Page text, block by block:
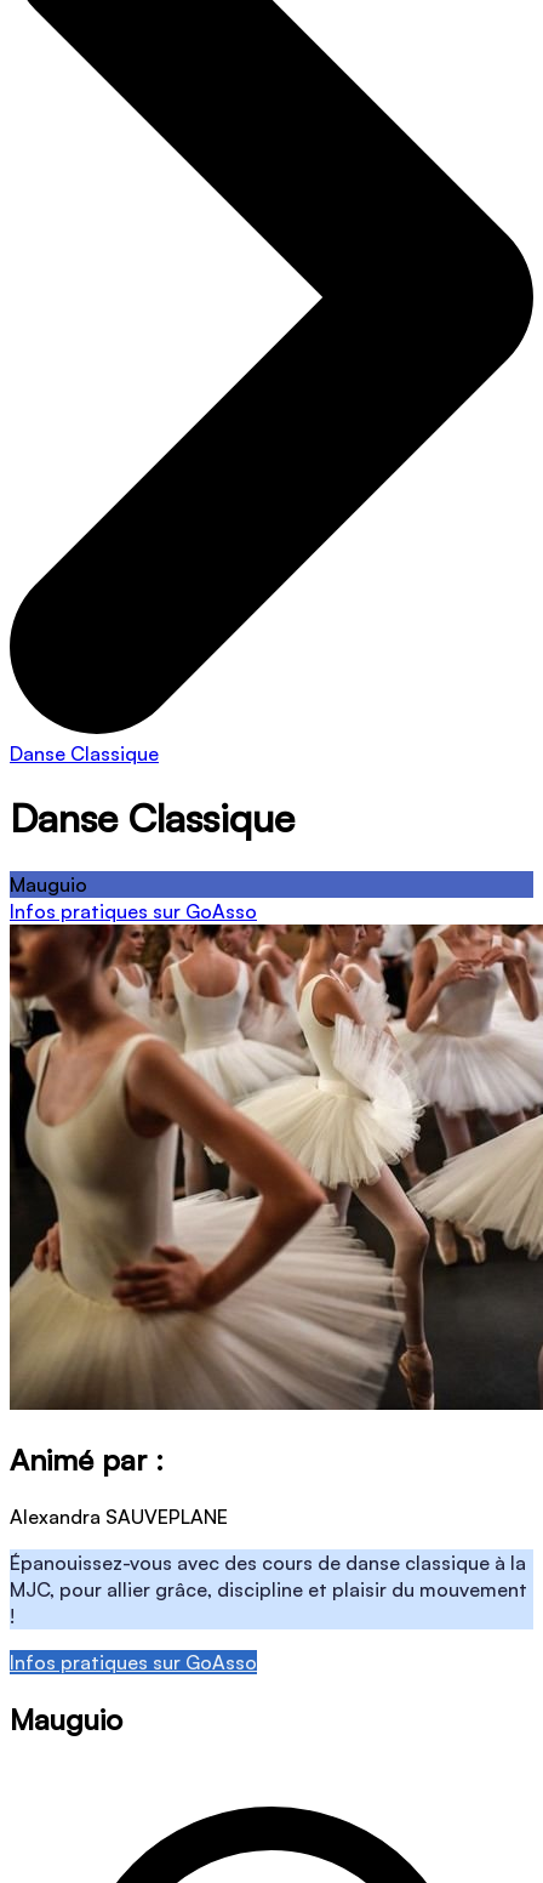
Danse Classique
Danse Classique
Mauguio
Infos pratiques sur GoAsso
Animé par :
Alexandra SAUVEPLANE
Épanouissez-vous avec des cours de danse classique à la
MJC, pour allier grâce, discipline et plaisir du mouvement
!
Infos pratiques sur GoAsso
Mauguio